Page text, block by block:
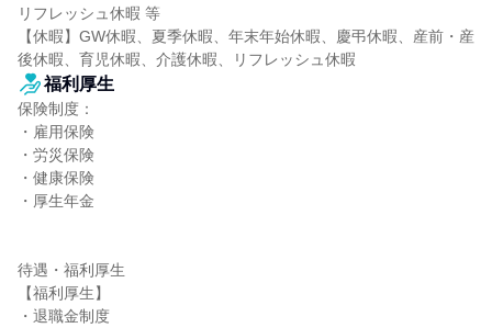
リフレッシュ休暇 等
【休暇】GW休暇、夏季休暇、年末年始休暇、慶弔休暇、産前・産
後休暇、育児休暇、介護休暇、リフレッシュ休暇
福利厚生
保険制度：
・雇用保険
・労災保険
・健康保険
・厚生年金
待遇・福利厚生
【福利厚生】
・退職金制度